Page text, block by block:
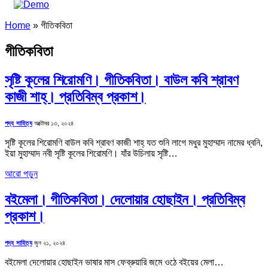
Home » গীতিকবিতা
গীতিকবিতা
সৃষ্টি কূলের শিরোমণি। গীতিকবিতা। বাউল কবি শ্রাবণ
কাজী শাহ্। প্রতিবিম্ব প্রকাশ।
পদ্য সাহিত্য অক্টোবর ১৩, ২০২৪
সৃষ্টি কূলের শিরোমণি বাউল কবি শ্রাবণ কাজী শাহ্ যত শুনি লাগে মধুর মুহাম্মাদ নামের ধ্বনি,
ইয়া মুহাম্মাদ নবী সৃষ্টি কূলের শিরোমণি। যাঁর উচিলায় সৃষ্টি…
আরো পড়ুন
বইমেলা। গীতিকবিতা। দেলোয়ার হোছাইন। প্রতিবিম্ব
প্রকাশ।
পদ্য সাহিত্য জুন ২১, ২০২৪
বইমেলা দেলোয়ার হোছাইন ভাষার মাস ফেব্রুয়ারি জমে ওঠে বইয়ের মেলা…